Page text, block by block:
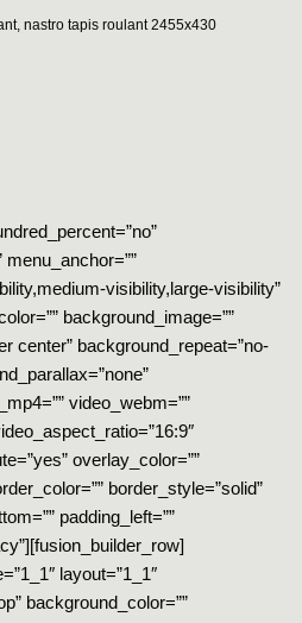
, nastro tapis roulant 2455x430
visibility,large-visibility”
background_image=””
center” background_repeat=”no-
video_webm=””
overlay_color=””
border_style=”solid”
padding_left=””
layout=”1_1″
background_color=””